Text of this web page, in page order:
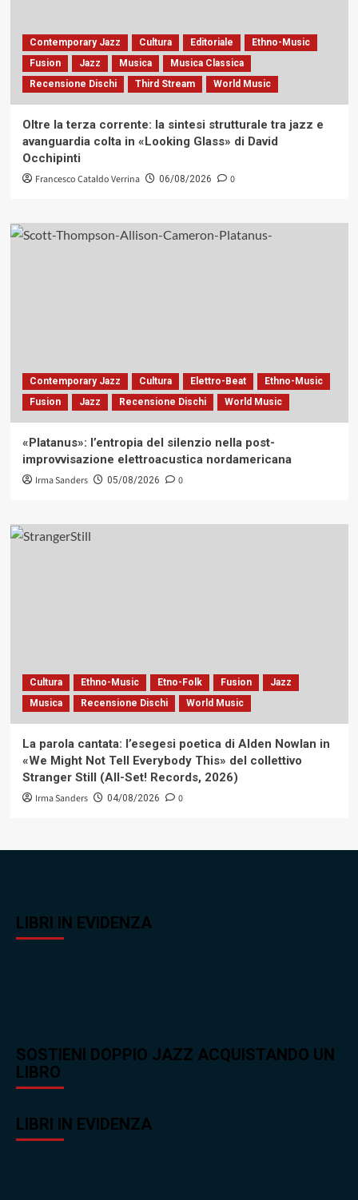
Contemporary Jazz Cultura Editoriale
Ethno-Music
Fusion
Jazz Musica
Musica Classica
Recensione Dischi
Third Stream World Music
Oltre la terza corrente: la sintesi strutturale tra jazz e
avanguardia colta in «Looking Glass» di David
Occhipinti
Francesco Cataldo Verrina 06/08/2026 0
Contemporary Jazz Cultura Elettro-Beat
Ethno-Music
Fusion
Jazz Recensione Dischi World Music
«Platanus»: l’entropia del silenzio nella post-
improvvisazione elettroacustica nordamericana
Irma Sanders 05/08/2026 0
Cultura Ethno-Music Etno-Folk Fusion
Jazz
Musica
Recensione Dischi World Music
La parola cantata: l’esegesi poetica di Alden Nowlan in
«We Might Not Tell Everybody This» del collettivo
Stranger Still (All-Set! Records, 2026)
Irma Sanders 04/08/2026 0
LIBRI IN EVIDENZA
SOSTIENI DOPPIO JAZZ ACQUISTANDO UN
LIBRO
LIBRI IN EVIDENZA